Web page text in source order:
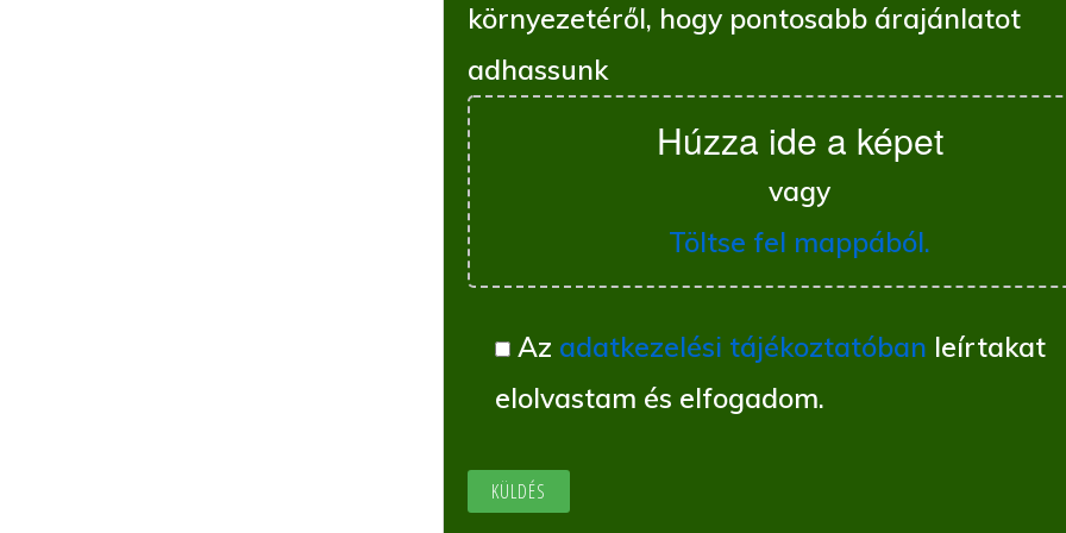
környezetéről, hogy pontosabb árajánlatot
adhassunk
Húzza ide a képet
vagy
Töltse fel mappából.
Az adatkezelési tájékoztatóban leírtakat
elolvastam és elfogadom.